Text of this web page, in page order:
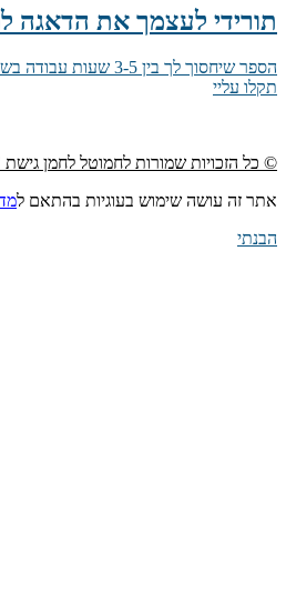
תורידי לעצמך את הדאגה
הספר שיחסוך לך בין 3-5 שעות עבודה בשבוע
תקלו עליי
© כל הזכויות שמורות לחמוטל לחמן גישת
אתר זה עושה שימוש בעוגיות בהתאם ל
הבנתי